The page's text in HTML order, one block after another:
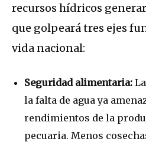
recursos hídricos
que golpeará tres ejes
vida nacional:
Seguridad alimentaria:
la falta de agua ya
rendimientos de la
pecuaria. Menos